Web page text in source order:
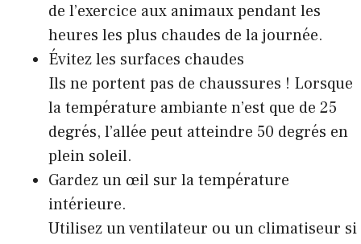
de l’exercice aux animaux pendant les
heures les plus chaudes de la journée.
Évitez les surfaces chaudes
Ils ne portent pas de chaussures ! Lorsque
la température ambiante n’est que de 25
degrés, l’allée peut atteindre 50 degrés en
plein soleil.
Gardez un œil sur la température
intérieure.
Utilisez un ventilateur ou un climatiseur si